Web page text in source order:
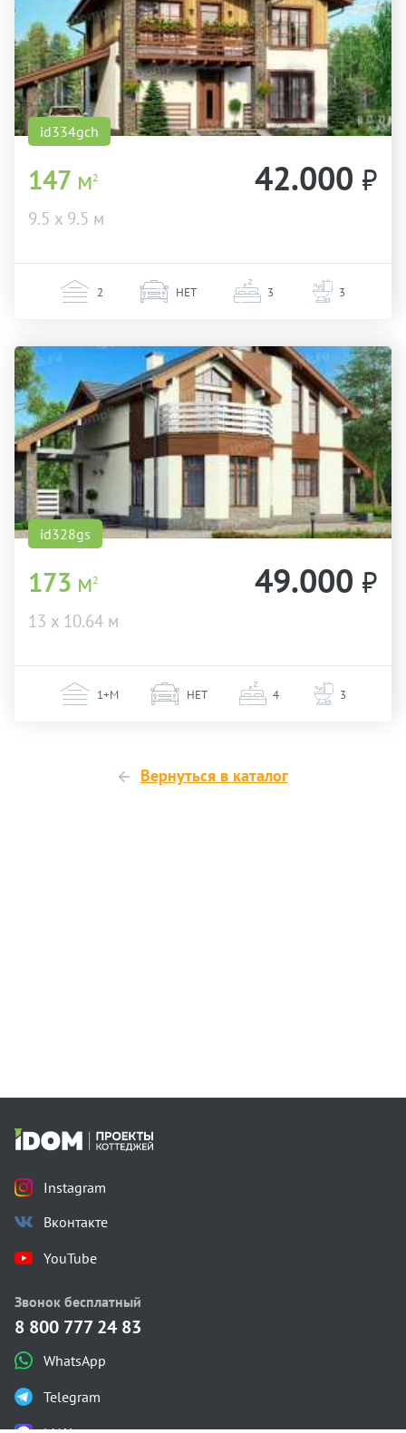
id334gch
147 м2
9.5 х 9.5 м
42.000 ₽
2 НЕТ 3 3
id328gs
173 м2
13 х 10.64 м
49.000 ₽
1+М НЕТ 4 3
Вернуться в каталог
Instagram
Вконтакте
YouTube
Звонок бесплатный
8 800 777 24 83
WhatsApp
Telegram